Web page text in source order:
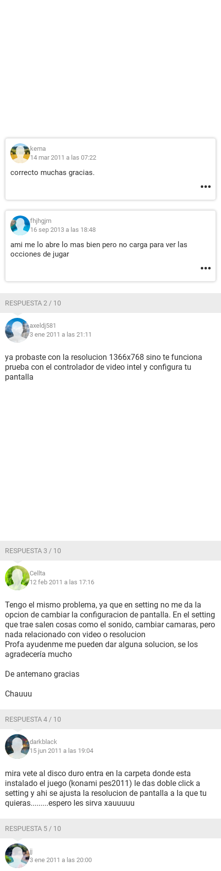
kema
14 mar 2011 a las 07:22
correcto muchas gracias.
fhjhgjm
16 sep 2013 a las 18:48
ami me lo abre lo mas bien pero no carga para ver las
occiones de jugar
RESPUESTA 2 / 10
axeldj581
3 ene 2011 a las 21:11
ya probaste con la resolucion 1366x768 sino te funciona
prueba con el controlador de video intel y configura tu
pantalla
RESPUESTA 3 / 10
Cellta
12 feb 2011 a las 17:16
Tengo el mismo problema, ya que en setting no me da la
opcion de cambiar la configuracion de pantalla. En el setting
que trae salen cosas como el sonido, cambiar camaras, pero
nada relacionado con video o resolucion
Profa ayudenme me pueden dar alguna solucion, se los
agradecería mucho
De antemano gracias
Chauuu
RESPUESTA 4 / 10
darkblack
15 jun 2011 a las 19:04
mira vete al disco duro entra en la carpeta donde esta
instalado el juego (konami pes2011) le das doble click a
setting y ahi se ajusta la resolucion de pantalla a la que tu
quieras.........espero les sirva xauuuuu
RESPUESTA 5 / 10
jj
3 ene 2011 a las 20:00